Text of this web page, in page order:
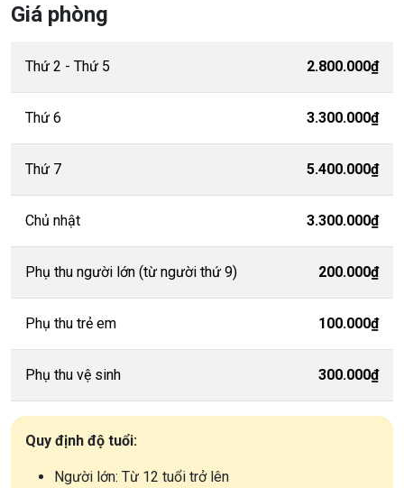
Giá phòng
Thứ 2 - Thứ 5 2.800.000₫
Thứ 6 3.300.000₫
Thứ 7 5.400.000₫
Chủ nhật 3.300.000₫
Phụ thu người lớn (từ người thứ 9) 200.000₫
Phụ thu trẻ em 100.000₫
Phụ thu vệ sinh 300.000₫
Quy định độ tuổi:
Người lớn: Từ 12 tuổi trở lên